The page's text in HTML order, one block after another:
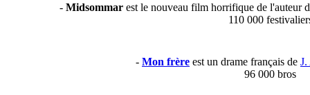
- Midsommar est le nouveau film horrifique de l'auteur
110 000
- Mon frère est un drame français de J.
96 000 bros